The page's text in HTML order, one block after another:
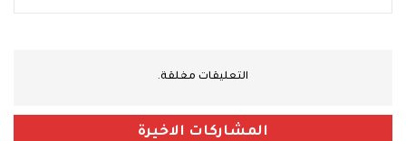
التعليقات مغلقة.
المشاركات الاخيرة